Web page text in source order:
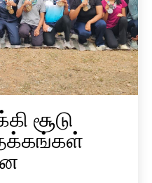
சூடு